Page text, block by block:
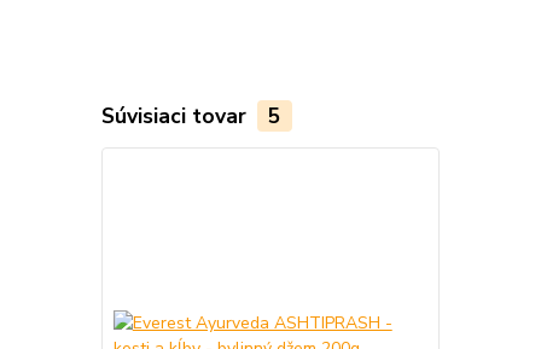
Súvisiaci tovar 5